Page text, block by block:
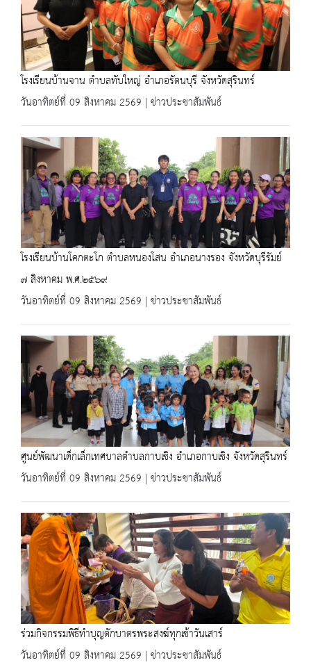
โรงเรียนบ้านจาน ตำบลทับใหญ่ อำเภอรัตนบุรี จังหวัดสุรินทร์
วันอาทิตย์ที่ 09 สิงหาคม 2569 | ข่าวประชาสัมพันธ์
โรงเรียนบ้านโคกตะโก ตำบลหนองโสน อำเภอนางรอง จังหวัดบุรีรัมย์
๗ สิงหาคม พ.ศ.๒๕๖๙
วันอาทิตย์ที่ 09 สิงหาคม 2569 | ข่าวประชาสัมพันธ์
ศูนย์พัฒนาเด็กเล็กเทศบาลตำบลกาบเชิง อำเภอกาบเชิง จังหวัดสุรินทร์
วันอาทิตย์ที่ 09 สิงหาคม 2569 | ข่าวประชาสัมพันธ์
ร่วมกิจกรรมพิธีทำบุญตักบาตรพระสงฆ์ทุกเช้าวันเสาร์
วันอาทิตย์ที่ 09 สิงหาคม 2569 | ข่าวประชาสัมพันธ์